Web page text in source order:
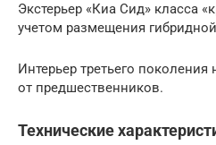
Экстерьер «Киа Сид» класса
учетом размещения
Интерьер третьего поколения
от предшественников.
Технические